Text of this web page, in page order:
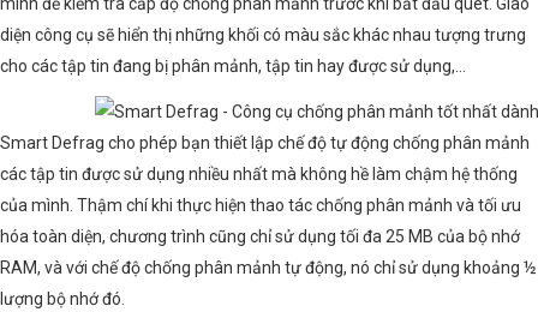
mình để kiểm tra cấp độ chống phân mảnh trước khi bắt đầu quét. Giao
diện công cụ sẽ hiển thị những khối có màu sắc khác nhau tượng trưng
cho các tập tin đang bị phân mảnh, tập tin hay được sử dụng,…
Smart Defrag cho phép bạn thiết lập chế độ tự động chống phân mảnh
các tập tin được sử dụng nhiều nhất mà không hề làm chậm hệ thống
của mình. Thậm chí khi thực hiện thao tác chống phân mảnh và tối ưu
hóa toàn diện, chương trình cũng chỉ sử dụng tối đa 25 MB của bộ nhớ
RAM, và với chế độ chống phân mảnh tự động, nó chỉ sử dụng khoảng ½
lượng bộ nhớ đó.